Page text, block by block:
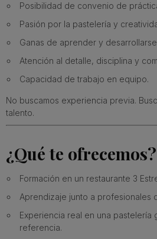
Posibilidad de convenio de
Pasión por la pastelería y
Ganas de aprender y
Atención al detalle, disciplina y
Capacidad de trabajo en equipo.
No buscamos experiencia previa.
talento.
¿Qué te ofrecemos?
Formación en un restaurante 3
Aprendizaje junto a profesionales
Experiencia real en una pastelería
referencia.